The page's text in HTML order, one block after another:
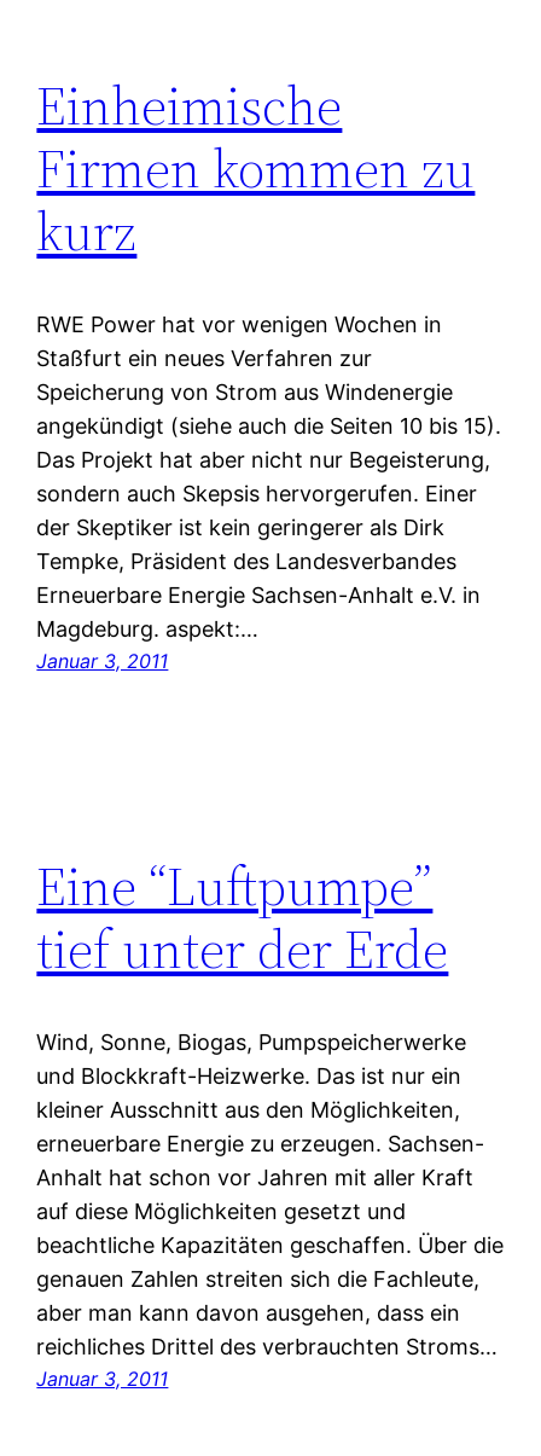
Einheimische
Firmen kommen zu
kurz
RWE Power hat vor wenigen Wochen in
Staßfurt ein neues Verfahren zur
Speicherung von Strom aus Windenergie
angekündigt (siehe auch die Seiten 10 bis 15).
Das Projekt hat aber nicht nur Begeisterung,
sondern auch Skepsis hervorgerufen. Einer
der Skeptiker ist kein geringerer als Dirk
Tempke, Präsident des Landesverbandes
Erneuerbare Energie Sachsen-Anhalt e.V. in
Magdeburg. aspekt:…
Januar 3, 2011
Eine “Luftpumpe”
tief unter der Erde
Wind, Sonne, Biogas, Pumpspeicherwerke
und Blockkraft-Heizwerke. Das ist nur ein
kleiner Ausschnitt aus den Möglichkeiten,
erneuerbare Energie zu erzeugen. Sachsen-
Anhalt hat schon vor Jahren mit aller Kraft
auf diese Möglichkeiten gesetzt und
beachtliche Kapazitäten geschaffen. Über die
genauen Zahlen streiten sich die Fachleute,
aber man kann davon ausgehen, dass ein
reichliches Drittel des verbrauchten Stroms…
Januar 3, 2011